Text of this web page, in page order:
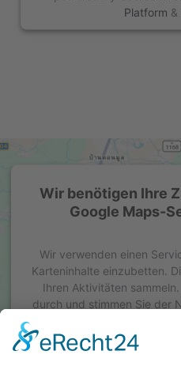
Platform &
Wir benötigen Ihre
Google Maps-
Wir verwenden einen
Karteninhalte einzubetten.
Ihren Aktivitäten
durch und stimmen Sie der